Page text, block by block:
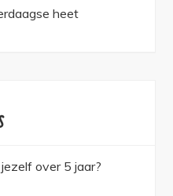
heet
over 5 jaar?